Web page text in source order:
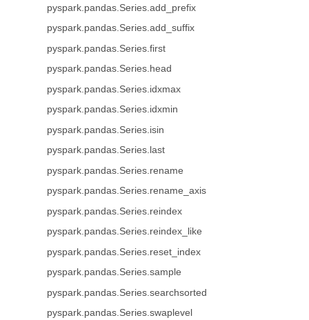
pyspark.pandas.Series.add_prefix
pyspark.pandas.Series.add_suffix
pyspark.pandas.Series.first
pyspark.pandas.Series.head
pyspark.pandas.Series.idxmax
pyspark.pandas.Series.idxmin
pyspark.pandas.Series.isin
pyspark.pandas.Series.last
pyspark.pandas.Series.rename
pyspark.pandas.Series.rename_axis
pyspark.pandas.Series.reindex
pyspark.pandas.Series.reindex_like
pyspark.pandas.Series.reset_index
pyspark.pandas.Series.sample
pyspark.pandas.Series.searchsorted
pyspark.pandas.Series.swaplevel